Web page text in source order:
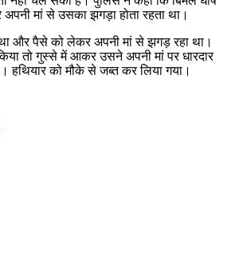
मां से उसका झगड़ा होता रहता था।
था और पैसे को लेकर अपनी मां से झगड़ रहा था।
तो गुस्से में आकर उसने अपनी मां पर धारदार
हथियार को मौके से जब्त कर लिया गया।